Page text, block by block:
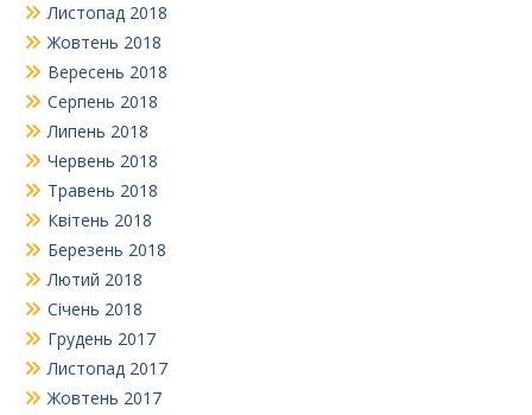
Листопад 2018
Жовтень 2018
Вересень 2018
Серпень 2018
Липень 2018
Червень 2018
Травень 2018
Квітень 2018
Березень 2018
Лютий 2018
Січень 2018
Грудень 2017
Листопад 2017
Жовтень 2017